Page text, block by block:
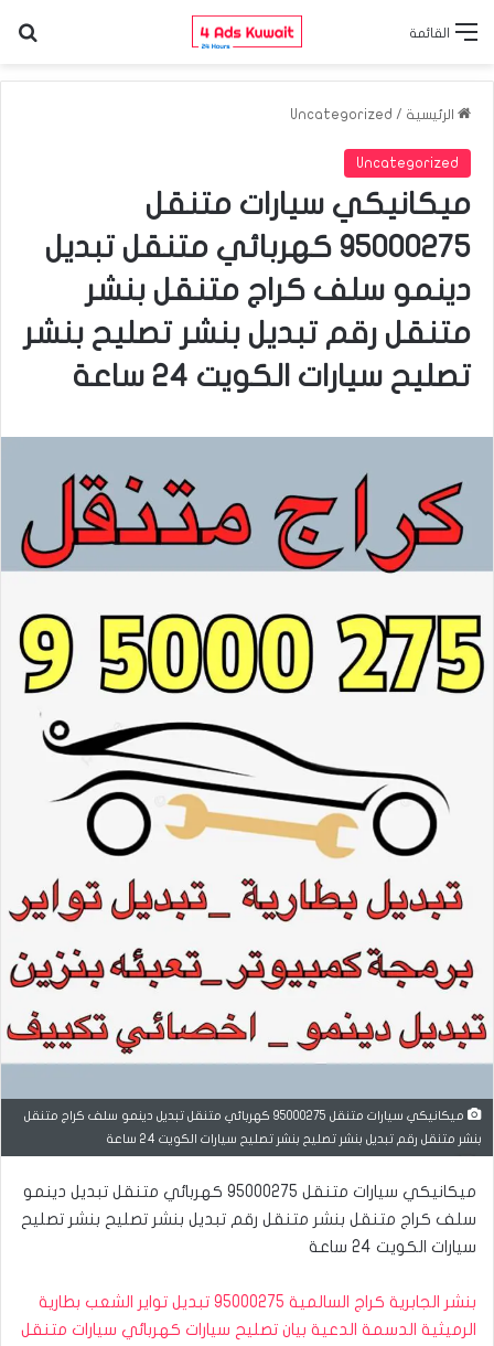
القائمة
الرئيسية /
Uncategorized
Uncategorized
ميكانيكي سيارات متنقل
95000275 كهربائي متنقل تبديل
دينمو سلف كراج متنقل بنشر
متنقل رقم تبديل بنشر تصليح بنشر
تصليح سيارات الكويت 24 ساعة
ميكانيكي سيارات متنقل 95000275 كهربائي متنقل تبديل دينمو سلف كراج متنقل
بنشر متنقل رقم تبديل بنشر تصليح بنشر تصليح سيارات الكويت 24 ساعة
ميكانيكي سيارات متنقل 95000275 كهربائي متنقل تبديل دينمو
سلف كراج متنقل بنشر متنقل رقم تبديل بنشر تصليح بنشر تصليح
سيارات الكويت 24 ساعة
بنشر الجابرية كراج السالمية 95000275 تبديل تواير الشعب بطارية
الرميثية الدسمة الدعية بيان تصليح سيارات كهربائي سيارات متنقل